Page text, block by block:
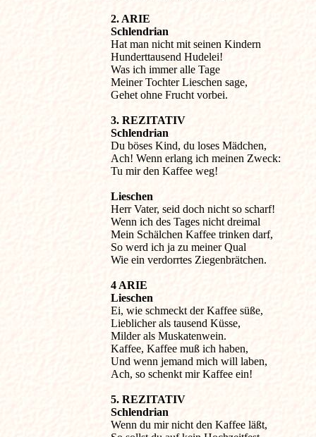
2. ARIE
Schlendrian
Hat man nicht mit seinen Kindern
Hunderttausend Hudelei!
Was ich immer alle Tage
Meiner Tochter Lieschen sage,
Gehet ohne Frucht vorbei.
3. REZITATIV
Schlendrian
Du böses Kind, du loses Mädchen,
Ach! Wenn erlang ich meinen Zweck:
Tu mir den Kaffee weg!
Lieschen
Herr Vater, seid doch nicht so scharf!
Wenn ich des Tages nicht dreimal
Mein Schälchen Kaffee trinken darf,
So werd ich ja zu meiner Qual
Wie ein verdorrtes Ziegenbrätchen.
4 ARIE
Lieschen
Ei, wie schmeckt der Kaffee süße,
Lieblicher als tausend Küsse,
Milder als Muskatenwein.
Kaffee, Kaffee muß ich haben,
Und wenn jemand mich will laben,
Ach, so schenkt mir Kaffee ein!
5. REZITATIV
Schlendrian
Wenn du mir nicht den Kaffee läßt,